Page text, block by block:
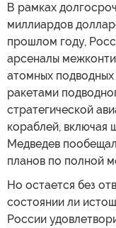
В рамках
миллиардов
прошлом году,
арсеналы
атомных
ракетами
стратегической
кораблей, включая
Медведев
планов по полной
Но остается без
состоянии ли
России